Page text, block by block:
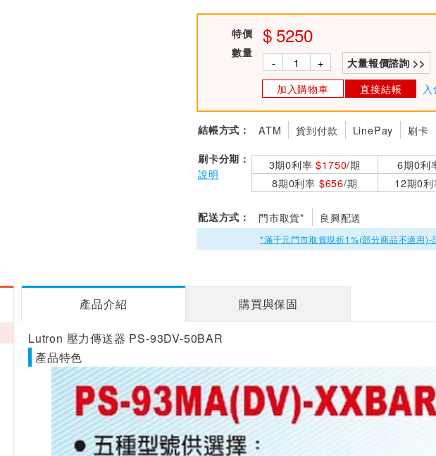
特價 5250
數量
- + 大量報價諮詢 >>
加入購物車 直接結帳
結帳方式： ATM 貨到付款 LinePay 刷卡
刷卡分期：
說明
3期0利率$1750/期 6期0利
8期0利率 $656/期 12期0利
配送方式： 門市取貨* 良興配送
*滿千元門市取貨現折1%(部分商品不適用)-
產品介紹 購買與保固
Lutron 壓力傳送器 PS-93DV-50BAR
產品特色